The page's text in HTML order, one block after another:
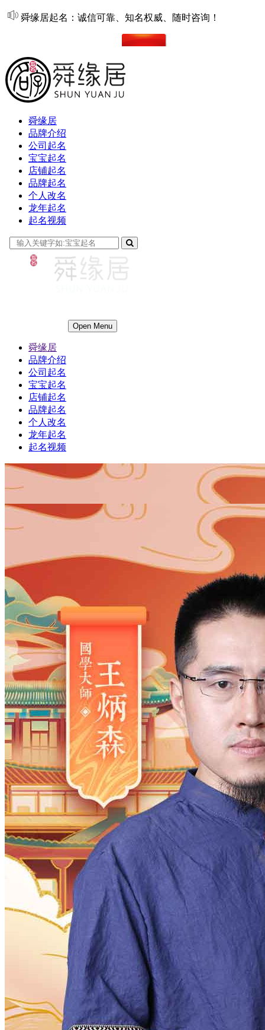
舜缘居起名：诚信可靠、知名权威、随时咨询！
舜缘居
品牌介绍
公司起名
宝宝起名
店铺起名
品牌起名
个人改名
龙年起名
起名视频
Open Menu
舜缘居
品牌介绍
公司起名
宝宝起名
店铺起名
品牌起名
个人改名
龙年起名
起名视频
男
男 女
出生时间
2026年 日 时10 分
年
2028
2027 2026 2025 2024
2023
2022
2021 2020 2019 2018
2015
2014 2013 2012 2011
2009
2008 2007 2006 2005
2003
2002
2001 2000 1999 1998
1997
1995 1994 1993 1991
1990
1989
1988 1987 1986 1985
1984
1983
1982 1981 1980 1979 1978
1977
1976
1975 1974 1973 1972
1971
1969 1968 1967 1966 1965
1964
1963
1962 1961 1960 1959
1958
1957
1956 1955 1953 1952
1951
1950
1949 1948 1947
1944
1943 1942 1941 1940 1939
1938
1937
1936 1935 1934 1933
1932
1931
1930 1928 1927 1926
1924
1923 1922 1920
1919
1918
1916 1915 1914
1912
1911
1909 1908 1907
1905
1904 1903 1902 1900
12
11 7
31
30 29 28 27 25 24
22
21 20 18 17
12
11 10 9 8 7 4